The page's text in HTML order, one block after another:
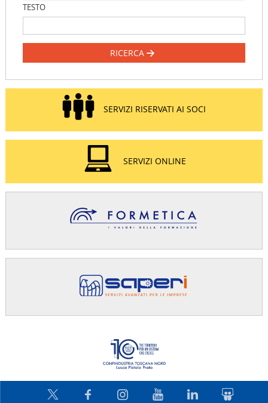
TESTO
RICERCA
SERVIZI RISERVATI AI SOCI
SERVIZI ONLINE